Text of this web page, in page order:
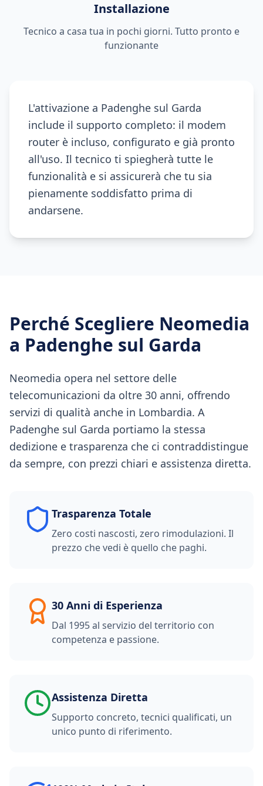
Installazione
Tecnico a casa tua in pochi giorni. Tutto pronto e
funzionante
L'attivazione a Padenghe sul Garda
include il supporto completo: il modem
router è incluso, configurato e già pronto
all'uso. Il tecnico ti spiegherà tutte le
funzionalità e si assicurerà che tu sia
pienamente soddisfatto prima di
andarsene.
Perché Scegliere Neomedia
a Padenghe sul Garda
Neomedia opera nel settore delle
telecomunicazioni da oltre 30 anni, offrendo
servizi di qualità anche in Lombardia. A
Padenghe sul Garda portiamo la stessa
dedizione e trasparenza che ci contraddistingue
da sempre, con prezzi chiari e assistenza diretta.
Trasparenza Totale
Zero costi nascosti, zero rimodulazioni. Il
prezzo che vedi è quello che paghi.
30 Anni di Esperienza
Dal 1995 al servizio del territorio con
competenza e passione.
Assistenza Diretta
Supporto concreto, tecnici qualificati, un
unico punto di riferimento.